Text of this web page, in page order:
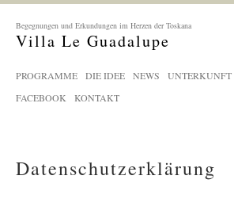
Begegnungen und Erkundungen im Herzen der Toskana
Villa Le Guadalupe
PROGRAMME DIE IDEE NEWS UNTERKUNFT
FACEBOOK
KONTAKT
Datenschutzerklärung